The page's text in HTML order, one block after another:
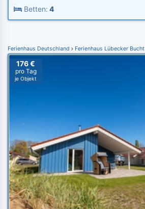
Betten: 4
Ferienhaus Deutschland Ferienhaus Lübecker Bucht
176 €
pro Tag
je Objekt